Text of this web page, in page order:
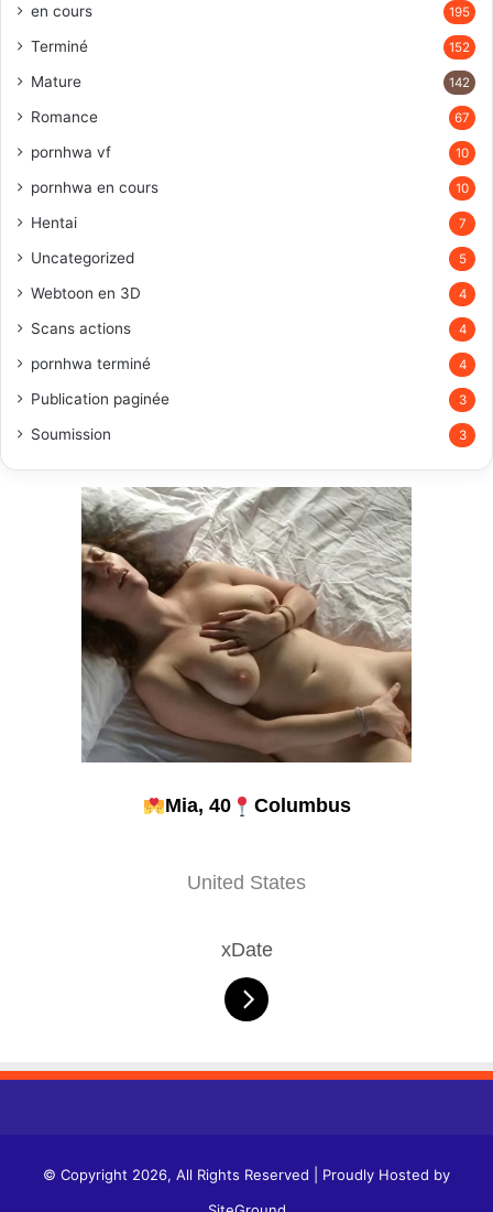
en cours 195
Terminé 152
Mature 142
Romance 67
pornhwa vf 10
pornhwa en cours 10
Hentai 7
Uncategorized 5
Webtoon en 3D 4
Scans actions 4
pornhwa terminé 4
Publication paginée 3
Soumission 3
Mia, 40 Columbus
United States
xDate
© Copyright 2026, All Rights Reserved | Proudly Hosted by